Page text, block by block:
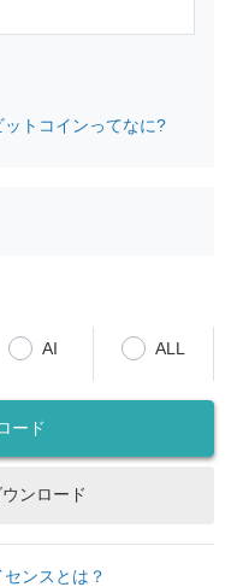
ットコインってなに?
AI ALL
ード
ンロード
ンスとは？